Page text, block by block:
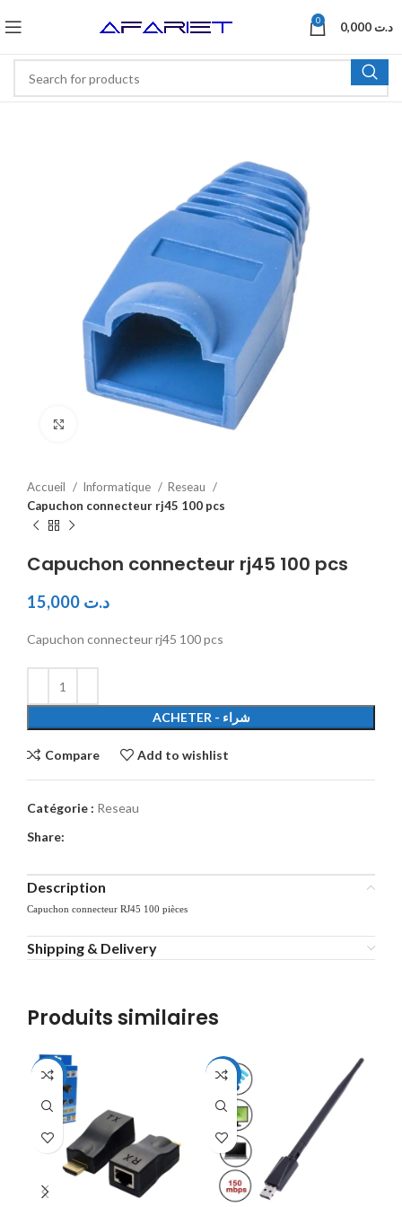
0 د.ت
Accueil Informatique
Reseau
Capuchon connecteur rj45 100 pcs
Capuchon connecteur rj45 100 pcs
د.ت
Capuchon connecteur rj45 100 pcs
ACHETER - شراء
Compare Add to wishlist
Catégorie : Reseau
Share:
Description
Capuchon connecteur RJ45 100 pièces
Shipping & Delivery
Produits similaires
-53% -40%